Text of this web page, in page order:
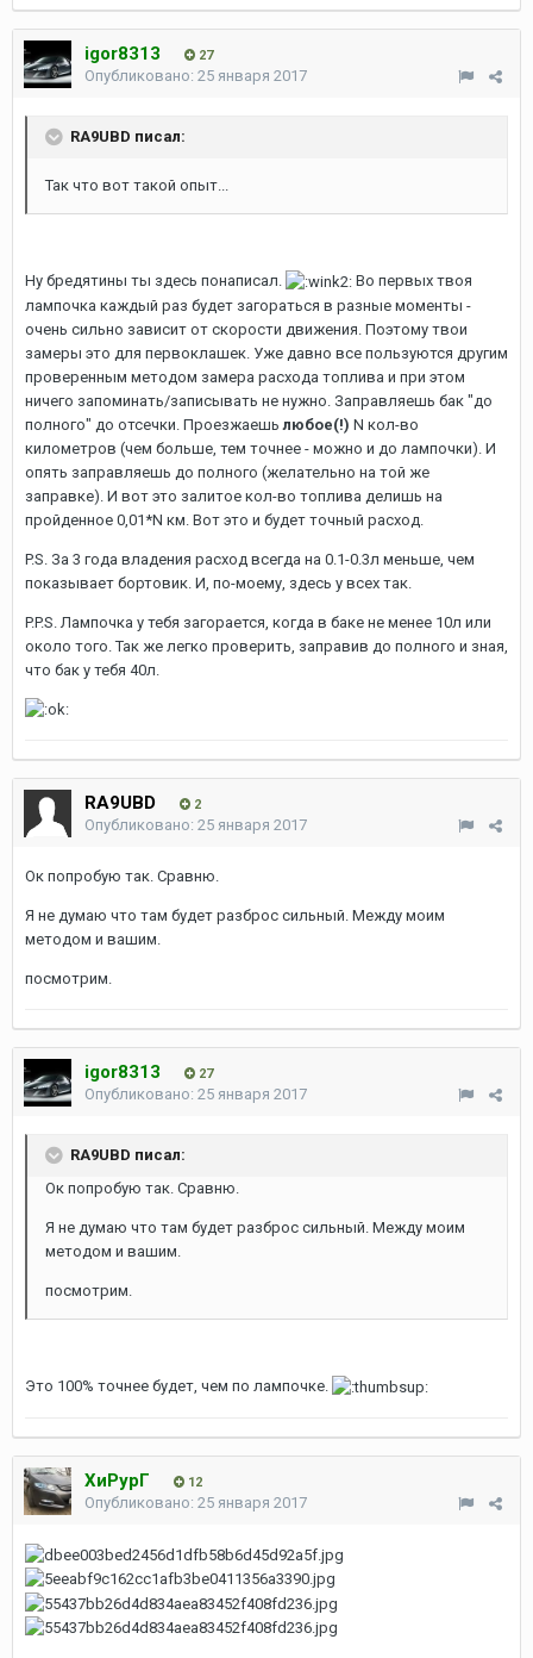
igor8313 27
Опубликовано: 25 января 2017
RA9UBD писал:
Так что вот такой опыт...
Ну бредятины ты здесь понаписал.
Во первых твоя
лампочка каждый раз будет загораться в разные моменты -
очень сильно зависит от скорости движения. Поэтому твои
замеры это для первоклашек. Уже давно все пользуются другим
проверенным методом замера расхода топлива и при этом
ничего запоминать/записывать не нужно. Заправляешь бак "до
полного" до отсечки. Проезжаешьлюбое(!) N кол-во
километров (чем больше, тем точнее - можно и до лампочки). И
опять заправляешь до полного (желательно на той же
заправке). И вот это залитое кол-во топлива делишь на
пройденное 0,01*N км. Вот это и будет точный расход.
P.S. За 3 года владения расход всегда на 0.1-0.3л меньше, чем
показывает бортовик. И, по-моему, здесь у всех так.
P.P.S. Лампочка у тебя загорается, когда в баке не менее 10л или
около того. Так же легко проверить, заправив до полного и зная,
что бак у тебя 40л.
RA9UBD 2
Опубликовано: 25 января 2017
Ок попробую так. Сравню.
Я не думаю что там будет разброс сильный. Между моим
методом и вашим.
посмотрим.
igor8313 27
Опубликовано: 25 января 2017
RA9UBD писал:
Ок попробую так. Сравню.
Я не думаю что там будет разброс сильный. Между моим
методом и вашим.
посмотрим.
Это 100% точнее будет, чем по лампочке.
ХиРурГ 12
Опубликовано: 25 января 2017